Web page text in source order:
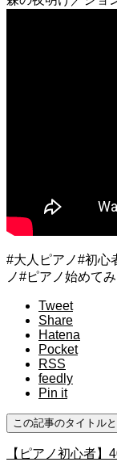
#大人ピアノ#初心
ノ#ピアノ始めて
Tweet
Share
Hatena
Pocket
RSS
feedly
Pin it
この記事のタイトル
【ピアノ初心者